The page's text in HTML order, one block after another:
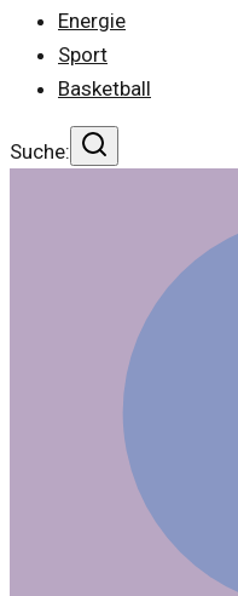
Energie
Sport
Basketball
Suche: